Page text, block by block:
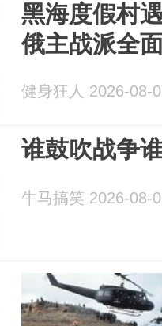
黑海度假村
俄主战派全
健身狂人 2026-08-
谁鼓吹战争
牛马搞笑 2026-08-